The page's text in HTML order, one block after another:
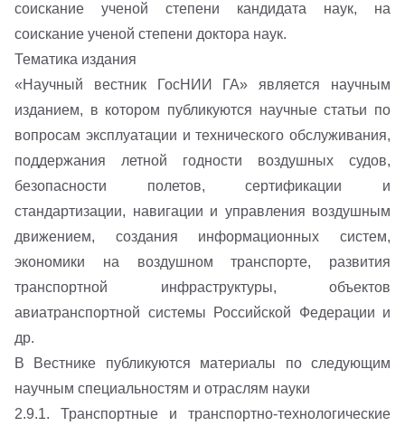
соискание ученой степени кандидата наук, на
соискание ученой степени доктора наук.
Тематика издания
«Научный вестник ГосНИИ ГА» является научным
изданием, в котором публикуются научные статьи по
вопросам эксплуатации и технического обслуживания,
поддержания летной годности воздушных судов,
безопасности полетов, сертификации и
стандартизации, навигации и управления воздушным
движением, создания информационных систем,
экономики на воздушном транспорте, развития
транспортной инфраструктуры, объектов
авиатранспортной системы Российской Федерации и
др.
В Вестнике публикуются материалы по следующим
научным специальностям и отраслям науки
2.9.1. Транспортные и транспортно-технологические